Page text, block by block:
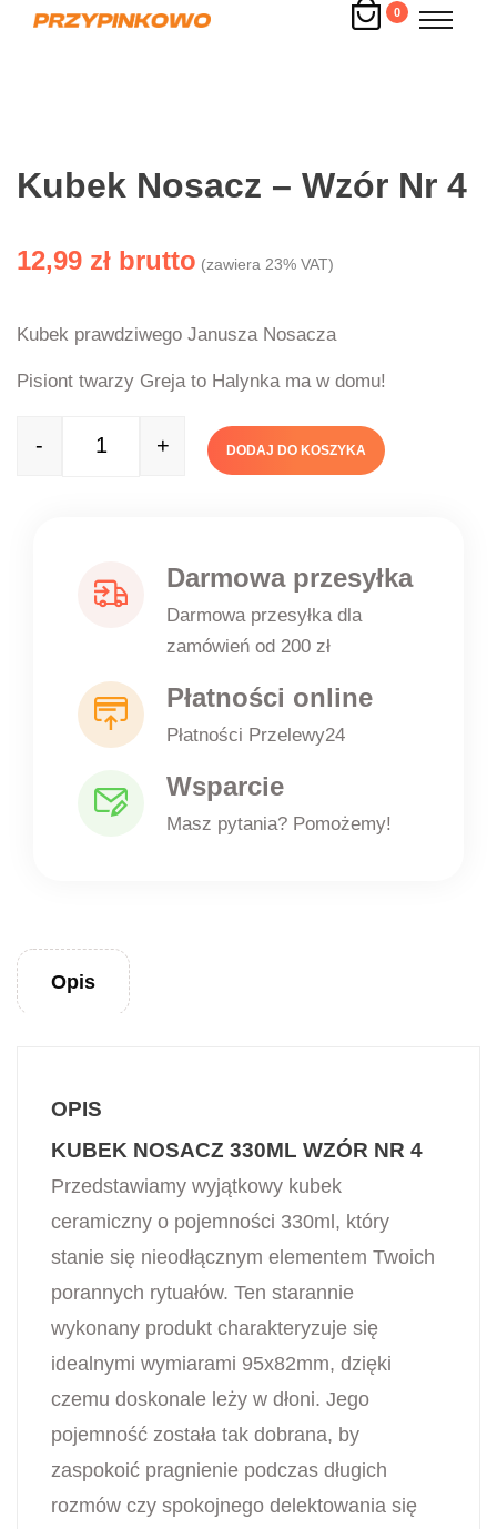
0
Kubek Nosacz – Wzór Nr 4
12,99 zł (zawiera 23% VAT)
Kubek prawdziwego Janusza Nosacza
Pisiont twarzy Greja to Halynka ma w domu!
Quantity
- + DODAJ DO KOSZYKA
Darmowa przesyłka
Darmowa przesyłka dla
zamówień od 200 zł
Płatności online
Płatności Przelewy24
Wsparcie
Masz pytania? Pomożemy!
Opis
OPIS
KUBEK NOSACZ 330ML WZÓR NR 4
Przedstawiamy wyjątkowy kubek
ceramiczny o pojemności 330ml, który
stanie się nieodłącznym elementem Twoich
porannych rytuałów. Ten starannie
wykonany produkt charakteryzuje się
idealnymi wymiarami 95x82mm, dzięki
czemu doskonale leży w dłoni. Jego
pojemność została tak dobrana, by
zaspokoić pragnienie podczas długich
rozmów czy spokojnego delektowania się